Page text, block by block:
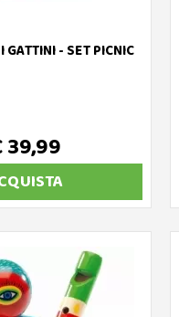
GATTINI - SET PICNIC
39,99